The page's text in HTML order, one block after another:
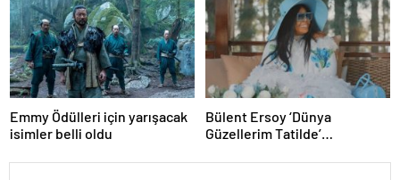
Emmy Ödülleri için yarışacak
isimler belli oldu
Bülent Ersoy ‘Dünya
Güzellerim Tatilde’